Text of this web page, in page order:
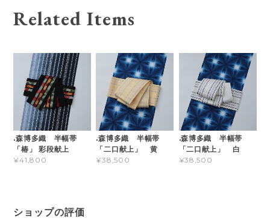
Related Items
.森博多織 半幅帯
「椿」 彩段献上
¥41,800
.森博多織 半幅帯
「二口献上」 黄
¥38,500
.森博多織 半幅帯
「二口献上」 白
¥38,500
ショップの評価